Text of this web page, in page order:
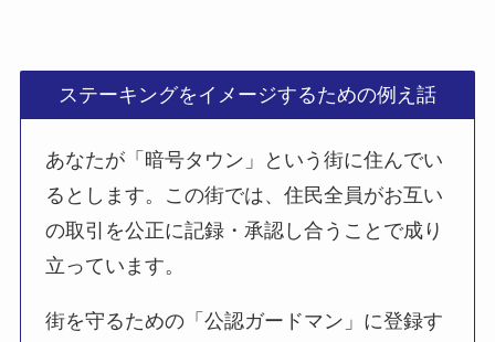
ステーキングをイメージするための例え話
あなたが「暗号タウン」という街に住んでい
るとします。この街では、住民全員がお互い
の取引を公正に記録・承認し合うことで成り
立っています。
街を守るための「公認ガードマン」に登録す